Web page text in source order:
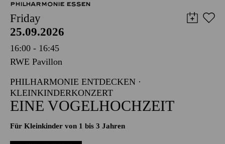
PHILHARMONIE ESSEN
Friday
25.09.2026
16:00 - 16:45
RWE Pavillon
PHILHARMONIE ENTDECKEN ·
KLEINKINDERKONZERT
EINE VOGELHOCHZEIT
Für Kleinkinder von 1 bis 3 Jahren